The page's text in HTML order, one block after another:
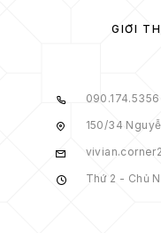
GIỚI
090.174.5356
150/34
Thứ 2 - Chủ